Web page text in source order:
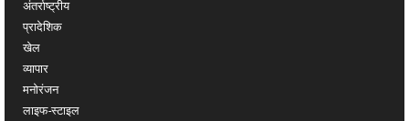
अंतर्राष्ट्रीय
प्रादेशिक
खेल
व्यापार
मनोरंजन
लाइफ-स्टाइल